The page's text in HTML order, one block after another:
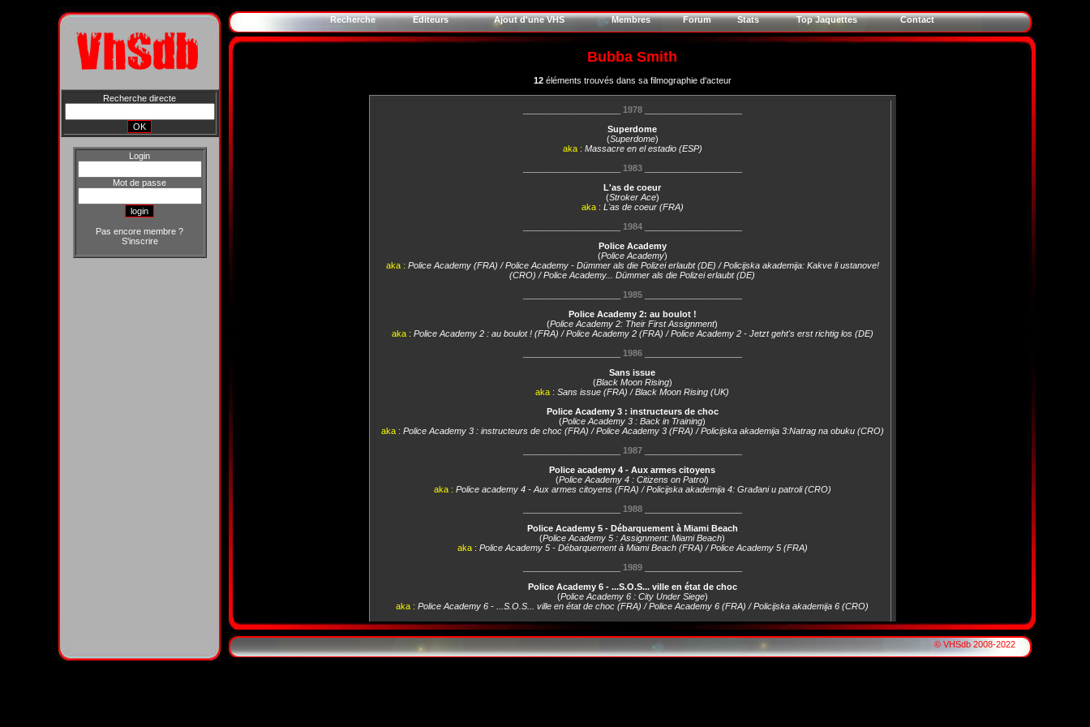
Recherche directe
Login
Mot de passe
Pas encore membre ?
S'inscrire
Recherche Editeurs Ajout d'une VHS Membres Forum Stats Top Jaquettes Contact
Bubba Smith
12éléments trouvés dans sa filmographie d'acteur
1978____________________
Superdome
(Superdome)
aka : Massacre en el estadio (ESP)
1983____________________
L'as de coeur
(Stroker Ace)
aka : L'as de coeur (FRA)
1984____________________
Police Academy
(Police Academy)
aka : Police Academy (FRA) / Police Academy - Dümmer als die Polizei erlaubt (DE) / Policijska akademija: Kakve li ustanove!
(CRO) / Police Academy... Dümmer als die Polizei erlaubt (DE)
1985____________________
Police Academy 2: au boulot !
(Police Academy 2: Their First Assignment)
aka : Police Academy 2 : au boulot ! (FRA) / Police Academy 2 (FRA) / Police Academy 2 - Jetzt geht's erst richtig los (DE)
1986____________________
Sans issue
(Black Moon Rising)
aka : Sans issue (FRA) / Black Moon Rising (UK)
Police Academy 3 : instructeurs de choc
(Police Academy 3 : Back in Training)
aka : Police Academy 3 : instructeurs de choc (FRA) / Police Academy 3 (FRA) / Policijska akademija 3:Natrag na obuku (CRO)
1987____________________
Police academy 4 - Aux armes citoyens
(Police Academy 4 : Citizens on Patrol)
aka : Police academy 4 - Aux armes citoyens (FRA) / Policijska akademija 4: Građani u patroli (CRO)
1988____________________
Police Academy 5 - Débarquement à Miami Beach
(Police Academy 5 : Assignment: Miami Beach)
aka : Police Academy 5 - Débarquement à Miami Beach (FRA) / Police Academy 5 (FRA)
1989____________________
Police Academy 6 - ...S.O.S... ville en état de choc
(Police Academy 6 : City Under Siege)
aka : Police Academy 6 - ...S.O.S... ville en état de choc (FRA) / Police Academy 6 (FRA) / Policijska akademija 6 (CRO)
____________________
____________________
Fist of Honor
(Fist of Honor)
© VHSdb 2008-2022